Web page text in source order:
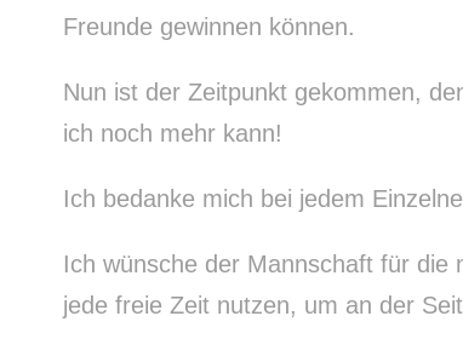
Freunde gewinnen können.
Nun ist der Zeitpunkt gekommen,
ich noch mehr kann!
Ich bedanke mich bei jedem
Ich wünsche der Mannschaft für die
jede freie Zeit nutzen, um an der